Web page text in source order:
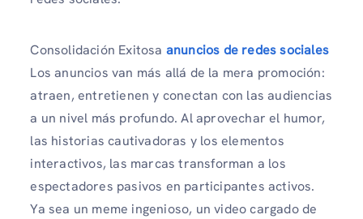
Consolidación Exitosa anuncios de redes sociales
Los anuncios van más allá de la mera promoción:
atraen, entretienen y conectan con las audiencias
a un nivel más profundo. Al aprovechar el humor,
las historias cautivadoras y los elementos
interactivos, las marcas transforman a los
espectadores pasivos en participantes activos.
Ya sea un meme ingenioso, un video cargado de